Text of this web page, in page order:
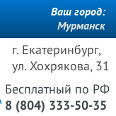
г. Екатеринбург,
ул. Хохрякова, 31
Бесплатный по РФ
8 (804) 333-50-35
Ваш город:
Мурманск